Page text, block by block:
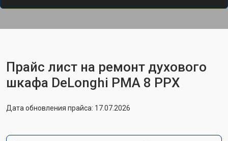
Прайс лист на ремонт духового
шкафа DeLonghi PMA 8 PPX
Дата обновления прайса: 17.07.2026